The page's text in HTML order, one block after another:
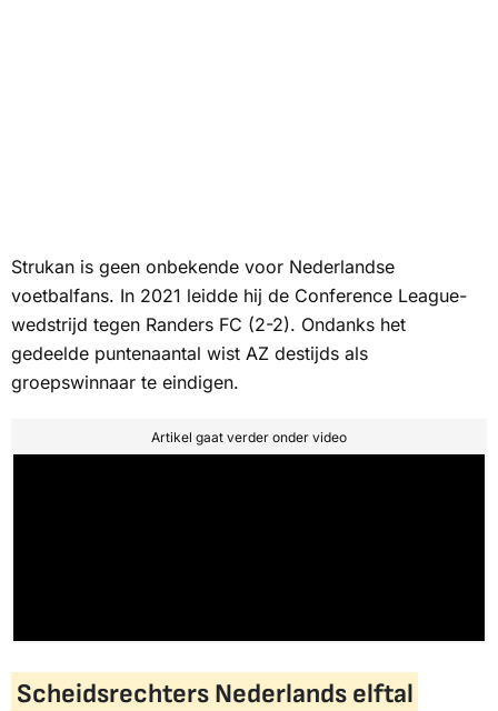
Strukan is geen onbekende voor Nederlandse
voetbalfans. In 2021 leidde hij de Conference League-
wedstrijd tegen Randers FC (2-2). Ondanks het
gedeelde puntenaantal wist AZ destijds als
groepswinnaar te eindigen.
Artikel gaat verder onder video
Scheidsrechters Nederlands elftal